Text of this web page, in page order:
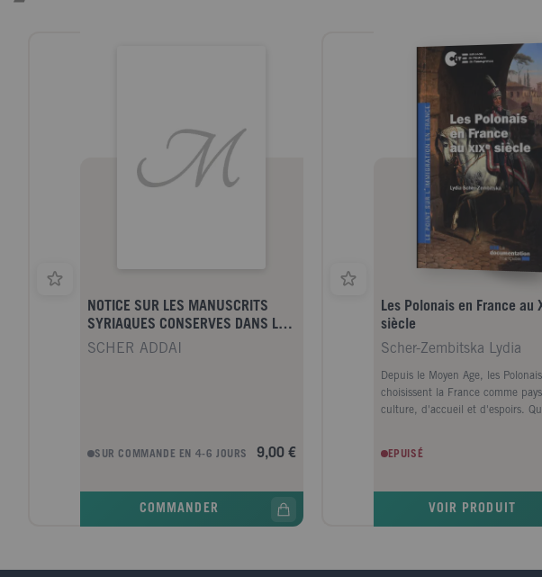
NOTICE SUR LES MANUSCRITS
SYRIAQUES CONSERVES DANS LA
BIBLIOTHEQUE DU PATRIARCAT
SCHER ADDAI
SUR COMMANDE EN 4-6 JOURS 9,00 €
COMMANDER
Les Polonais en France au
siècle
Scher-Zembitska Lydia
Depuis le Moyen Age, les Polonais
choisissent la France comme
culture, d'accueil et d'espoirs.
ils trouvent en la France un pays
exportent avec les armées
proche de leur patrie et une
EPUISÉ
VOIR PRODUIT